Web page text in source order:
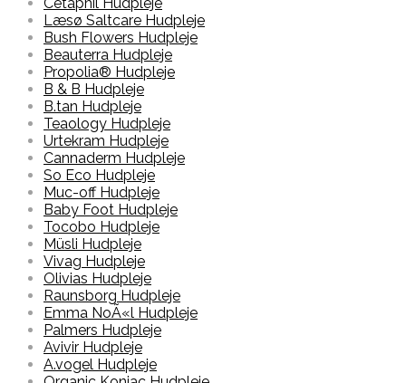
Læsø Saltcare Hudpleje
Bush Flowers Hudpleje
Beauterra Hudpleje
Propolia® Hudpleje
B & B Hudpleje
B.tan Hudpleje
Teaology Hudpleje
Urtekram Hudpleje
Cannaderm Hudpleje
So Eco Hudpleje
Muc-off Hudpleje
Baby Foot Hudpleje
Tocobo Hudpleje
Müsli Hudpleje
Vivag Hudpleje
Olivias Hudpleje
Raunsborg Hudpleje
Emma NoÃ«l Hudpleje
Palmers Hudpleje
Avivir Hudpleje
A.vogel Hudpleje